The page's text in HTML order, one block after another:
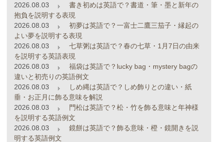
2026.08.03
書き初めは英語で？書道・筆・墨と新年の
抱負を説明する表現
2026.08.03
初夢は英語で？一富士二鷹三茄子・縁起の
よい夢を説明する表現
2026.08.03
七草粥は英語で？春の七草・1月7日の由来
を説明する英語表現
2026.08.03
福袋は英語で？lucky bag・mystery bagの
違いと初売りの英語例文
2026.08.03
しめ縄は英語で？しめ飾りとの違い・紙
垂・お正月に飾る意味を解説
2026.08.03
門松は英語で？松・竹を飾る意味と年神様
を説明する英語例文
2026.08.03
鏡餅は英語で？飾る意味・橙・鏡開きを説
明する英語例文